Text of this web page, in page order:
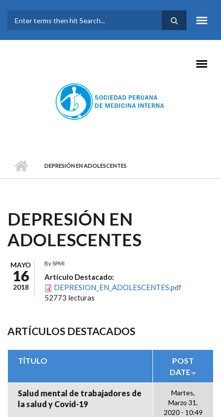
FORMULARIO DE
BÚSQUEDA
DEPRESIÓN EN ADOLESCENTES
DEPRESIÓN EN
ADOLESCENTES
MAYO
16
2018
BySPMI
Artículo Destacado:
DEPRESION_EN_ADOLESCENTES.pdf
52773 lecturas
ARTÍCULOS DESTACADOS
TÍTULO
POST
DATE
Salud mental de trabajadores de
la salud y Covid-19
Martes,
Marzo 31,
2020 - 10:49